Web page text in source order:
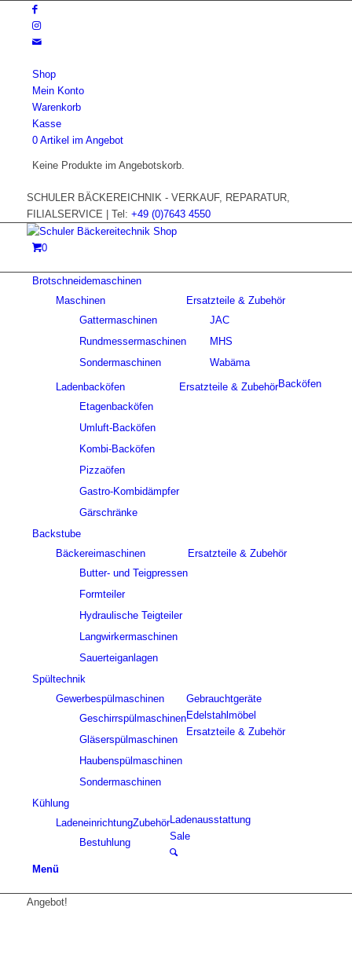
Shop
Mein Konto
Warenkorb
Kasse
0 Artikel im Angebot
Keine Produkte im Angebotskorb.
SCHULER BÄCKEREICHNIK - VERKAUF, REPARATUR,
FILIALSERVICE | Tel: +49 (0)7643 4550
0
Brotschneidemaschinen
Maschinen
Gattermaschinen
Rundmessermaschinen
Sondermaschinen
Ersatzteile & Zubehör
JAC
MHS
Wabäma
Backöfen
Ladenbacköfen
Etagenbacköfen
Umluft-Backöfen
Kombi-Backöfen
Pizzaöfen
Gastro-Kombidämpfer
Gärschränke
Ersatzteile & Zubehör
Backstube
Bäckereimaschinen
Butter- und Teigpressen
Formteiler
Hydraulische Teigteiler
Langwirkermaschinen
Sauerteiganlagen
Ersatzteile & Zubehör
Spültechnik
Gewerbespülmaschinen
Geschirrspülmaschinen
Gläserspülmaschinen
Haubenspülmaschinen
Sondermaschinen
Gebrauchtgeräte
Edelstahlmöbel
Ersatzteile & Zubehör
Kühlung
Ladenausstattung
Ladeneinrichtung
Bestuhlung
Zubehör
Sale
Menü
Angebot!